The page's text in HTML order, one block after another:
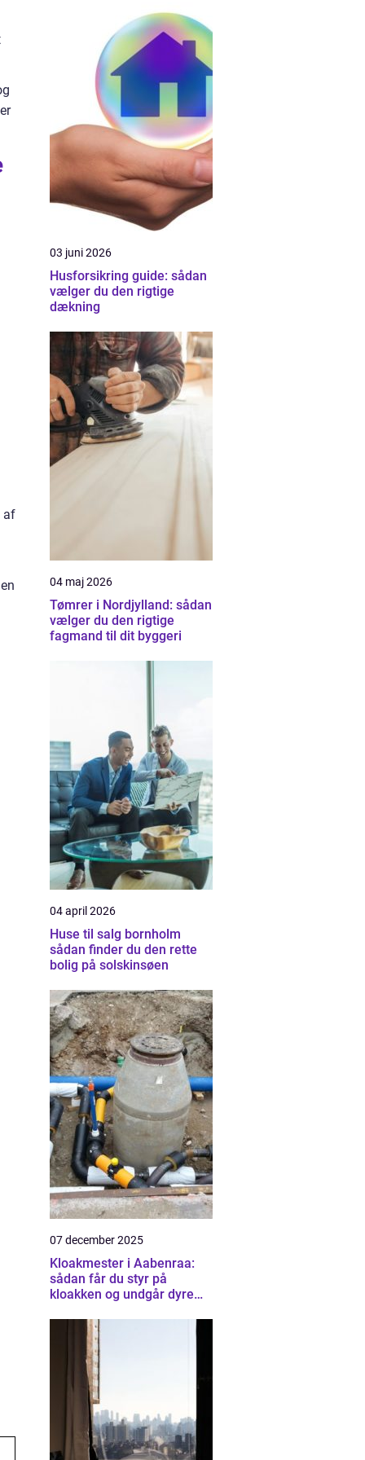
af
03 juni 2026
Husforsikring guide: sådan
vælger du den rigtige
dækning
04 maj 2026
Tømrer i Nordjylland: sådan
vælger du den rigtige
fagmand til dit byggeri
04 april 2026
Huse til salg bornholm
sådan finder du den rette
bolig på solskinsøen
07 december 2025
Kloakmester i Aabenraa:
sådan får du styr på
kloakken og undgår dyre